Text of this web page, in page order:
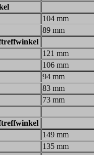
104 mm
89 mm
121 mm
106 mm
94 mm
83 mm
73 mm
149 mm
135 mm